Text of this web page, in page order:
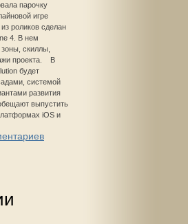
парочку
игре
роликов сделан
4. В нем
скиллы,
проекта. В
будет
системой
развития
выпустить
iOS и